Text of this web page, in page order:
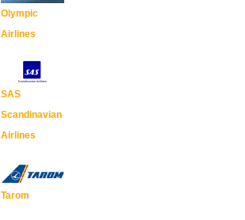
Olympic
Airlines
SAS
Scandinavian
Airlines
Tarom